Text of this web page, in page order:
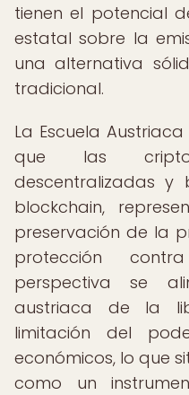
tienen el potencial
estatal sobre la
una alternativa
tradicional.
La Escuela
que las
descentralizadas y
blockchain,
preservación de la
protección
perspectiva se
austriaca de la
limitación del
económicos, lo que
como un